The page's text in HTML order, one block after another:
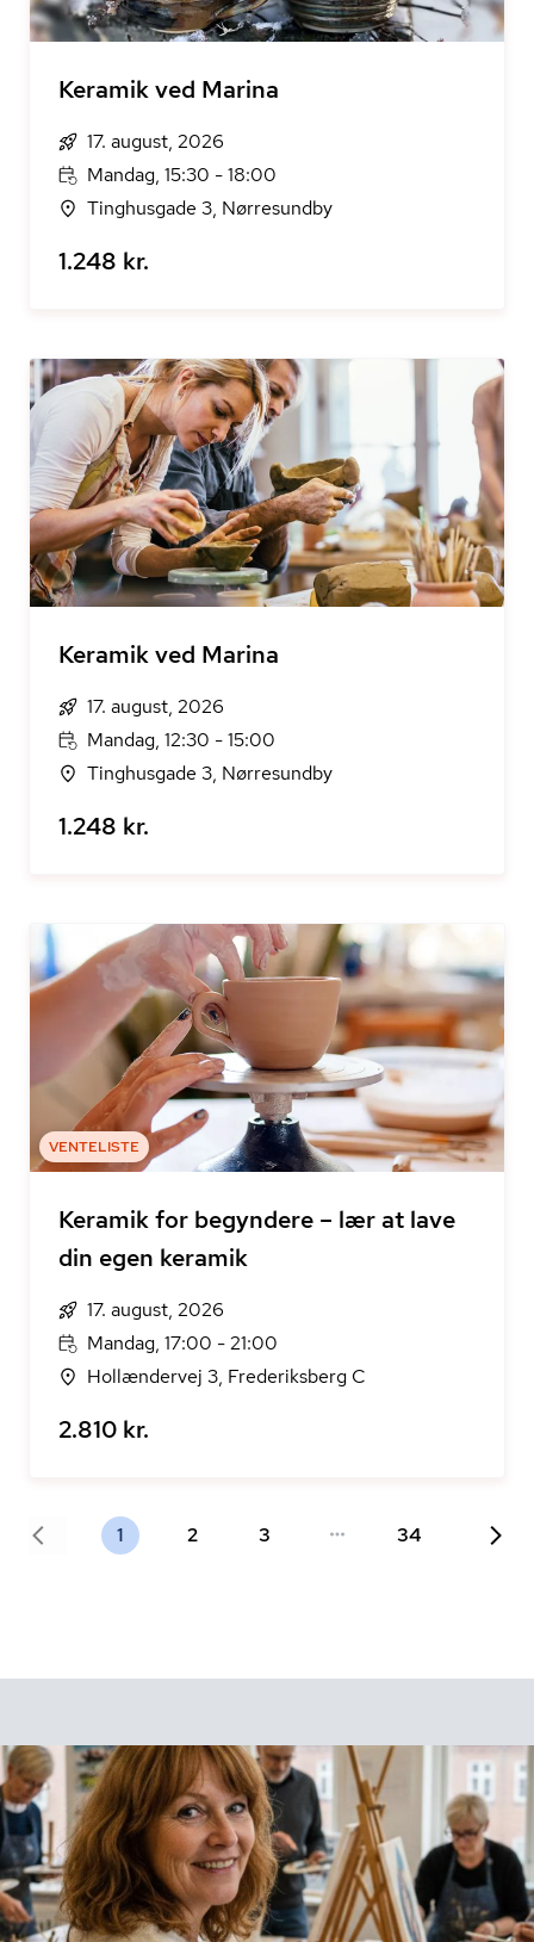
Keramik ved Marina
17. august, 2026
Mandag, 15:30 - 18:00
Tinghusgade 3, Nørresundby
1.248 kr.
Keramik ved Marina
17. august, 2026
Mandag, 12:30 - 15:00
Tinghusgade 3, Nørresundby
1.248 kr.
VENTELISTE
Keramik for begyndere – lær at lave
din egen keramik
17. august, 2026
Mandag, 17:00 - 21:00
Hollændervej 3, Frederiksberg C
2.810 kr.
1 2 3 34